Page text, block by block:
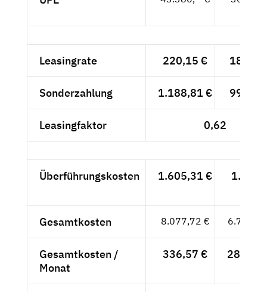
Leasingrate 220,15 € 185,--
Sonderzahlung 1.188,81 € 999,--
Leasingfaktor 0,62
Überführungskosten 1.605,31 €
1.349,-
Gesamtkosten 8.077,72 € 6.788,--
Gesamtkosten /
Monat
336,57 € 282,83